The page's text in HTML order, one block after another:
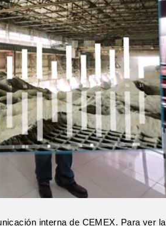
interna de CEMEX. Para ver la